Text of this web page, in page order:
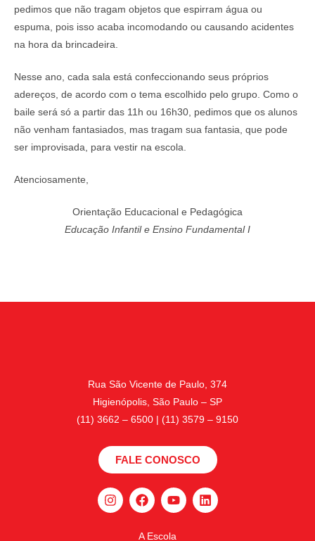
pedimos que não tragam objetos que espirram água ou
espuma, pois isso acaba incomodando ou causando acidentes
na hora da brincadeira.
Nesse ano, cada sala está confeccionando seus próprios
adereços, de acordo com o tema escolhido pelo grupo. Como o
baile será só a partir das 11h ou 16h30, pedimos que os alunos
não venham fantasiados, mas tragam sua fantasia, que pode
ser improvisada, para vestir na escola.
Atenciosamente,
Orientação Educacional e Pedagógica
Educação Infantil e Ensino Fundamental I
Rua São Vicente de Paulo, 374
Higienópolis, São Paulo – SP
(11) 3662 – 6500 | (11) 3579 – 9150
FALE CONOSCO
A Escola